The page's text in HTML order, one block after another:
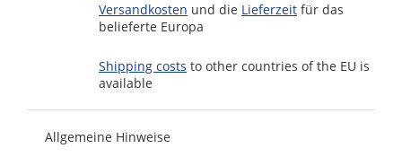
Versandkosten und die Lieferzeit für das
belieferte Europa
Shipping costs to other countries of the EU is
available
Allgemeine Hinweise